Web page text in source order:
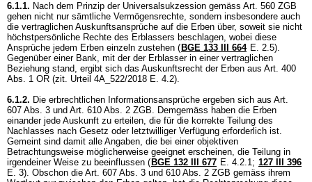
6.1.1. Nach dem Prinzip der Universalsukzession gemäss Art. 560 ZGB
gehen nicht nur sämtliche Vermögensrechte, sondern insbesondere auch
die vertraglichen Auskunftsansprüche auf die Erben über, soweit sie nicht
höchstpersönliche Rechte des Erblassers beschlagen, wobei diese
Ansprüche jedem Erben einzeln zustehen ( BGE 133 III 664 E. 2.5).
Gegenüber einer Bank, mit der der Erblasser in einer vertraglichen
Beziehung stand, ergibt sich das Auskunftsrecht der Erben aus Art. 400
Abs. 1 OR (zit. Urteil 4A_522/2018 E. 4.2).
6.1.2. Die erbrechtlichen Informationsansprüche ergeben sich aus Art.
607 Abs. 3 und Art. 610 Abs. 2 ZGB. Demgemäss haben die Erben
einander jede Auskunft zu erteilen, die für die korrekte Teilung des
Nachlasses nach Gesetz oder letztwilliger Verfügung erforderlich ist.
Gemeint sind damit alle Angaben, die bei einer objektiven
Betrachtungsweise möglicherweise geeignet erscheinen, die Teilung in
irgendeiner Weise zu beeinflussen ( BGE 132 III 677 E. 4.2.1; 127 III 396
E. 3). Obschon die Art. 607 Abs. 3 und 610 Abs. 2 ZGB gemäss ihrem